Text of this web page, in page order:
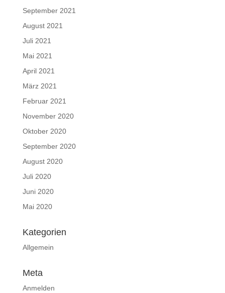
September 2021
August 2021
Juli 2021
Mai 2021
April 2021
März 2021
Februar 2021
November 2020
Oktober 2020
September 2020
August 2020
Juli 2020
Juni 2020
Mai 2020
Kategorien
Allgemein
Meta
Anmelden